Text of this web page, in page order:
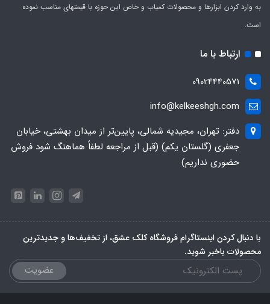
به وارد کردن ابزارها و محصولات کمیاب و خاص این حوزه با قیمتهای مناسب نموده
است.
ارتباط با ما
09024440571
info@kelkeeshgh.com
دفتر: تهران، مجیدیه شمالی، پایین‌تر از میدان بهشتی، خیابان
جعفری (گلستان یکم) (قبل از مراجعه لطفاً هماهنگ شود فروش
حضوری نداریم)
با دنبال کردن اینستاگرام فروشگاه کلک عشق، از تخفیف‌ها و جدیدترین‌
محصولات باخبر شوید.
عضویت